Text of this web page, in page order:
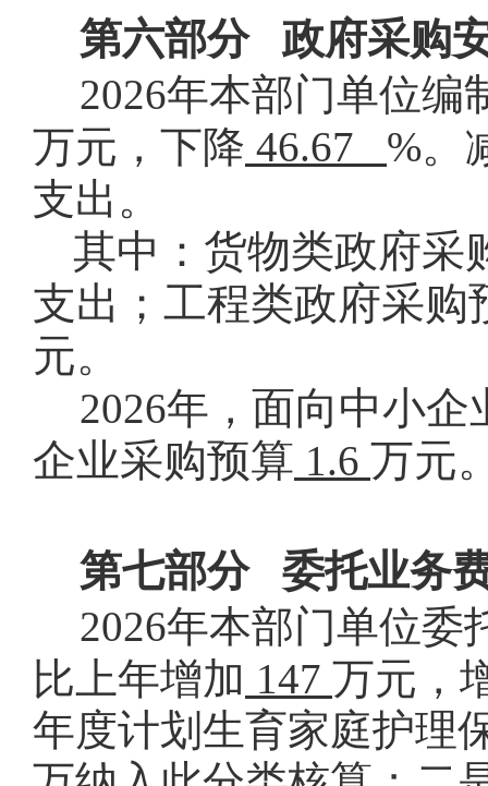
第六部分
政府采购
2026年本部门单位编
万元，下降 46.67 %。
支出 。
其中：货物类政府采
支出；工程类政府采购
元。
2026年， 面向中小企
企业采购预算 1.6 万元
第七部分
委托业务
2026年本部门单位委
比上年增加 147 万元，
年度计划生育家庭护理